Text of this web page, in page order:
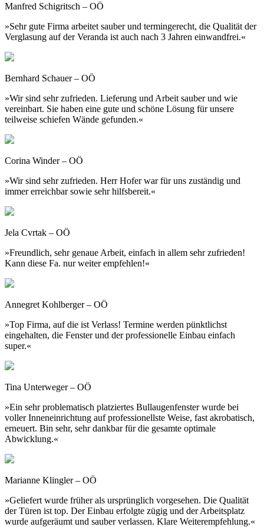
Manfred Schigritsch – OÖ
»Sehr gute Firma arbeitet sauber und termingerecht, die Qualität der
Verglasung auf der Veranda ist auch nach 3 Jahren einwandfrei.«
Bernhard Schauer – OÖ
»Wir sind sehr zufrieden. Lieferung und Arbeit sauber und wie
vereinbart. Sie haben eine gute und schöne Lösung für unsere
teilweise schiefen Wände gefunden.«
Corina Winder – OÖ
»Wir sind sehr zufrieden. Herr Hofer war für uns zuständig und
immer erreichbar sowie sehr hilfsbereit.«
Jela Cvrtak – OÖ
»Freundlich, sehr genaue Arbeit, einfach in allem sehr zufrieden!
Kann diese Fa. nur weiter empfehlen!«
Annegret Kohlberger – OÖ
»Top Firma, auf die ist Verlass! Termine werden pünktlichst
eingehalten, die Fenster und der professionelle Einbau einfach
super.«
Tina Unterweger – OÖ
»Ein sehr problematisch platziertes Bullaugenfenster wurde bei
voller Inneneinrichtung auf professionellste Weise, fast akrobatisch,
erneuert. Bin sehr, sehr dankbar für die gesamte optimale
Abwicklung.«
Marianne Klingler – OÖ
»Geliefert wurde früher als ursprünglich vorgesehen. Die Qualität
der Türen ist top. Der Einbau erfolgte zügig und der Arbeitsplatz
wurde aufgeräumt und sauber verlassen. Klare Weiterempfehlung.«